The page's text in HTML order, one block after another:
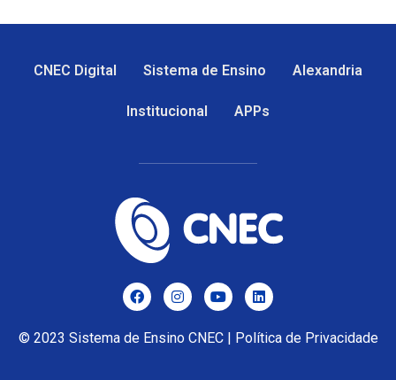
CNEC Digital Sistema de Ensino Alexandria
Institucional APPs
© 2023 Sistema de Ensino CNEC| Política de Privacidade